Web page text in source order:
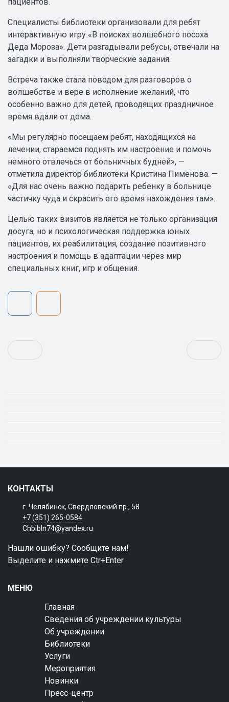
Специалисты библиотеки организовали для ребят
интерактивную игру «В поисках волшебного посоха
Деда Мороза». Дети разгадывали ребусы, отвечали на
загадки и выполняли творческие задания.
Встреча также стала поводом для разговоров о
волшебстве и вере в исполнение желаний, что
особенно важно для детей, проводящих праздничное
время вдали от дома.
«Мы регулярно посещаем ребят, находящихся на
лечении, стараемся поднять им настроение и помочь
немного отвлечься от больничных будней», —
отметила директор библиотеки Кристина Пименова. —
«Для нас очень важно подарить ребенку в больнице
частичку чуда и скрасить его время нахождения там».
Целью таких визитов является не только организация
досуга, но и психологическая поддержка юных
пациентов, их реабилитация, создание позитивного
настроения и помощь в адаптации через мир
специальных книг, игр и общения.
КОНТАКТЫ
г. Челябинск, Свердловский пр., 58
+7 (351) 265-0584
Chbibln74@yandex.ru
Нашли ошибку? Сообщите нам!
Выделите и нажмите Ctr+Enter
МЕНЮ
Главная
Сведения об учреждении культуры
Об учреждении
Библиотеки
Услуги
Мероприятия
Новинки
Пресс-центр